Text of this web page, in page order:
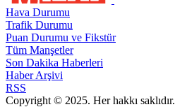
Hava Durumu
Trafik Durumu
Puan Durumu ve Fikstür
Tüm Manşetler
Son Dakika Haberleri
Haber Arşivi
RSS
Copyright © 2025. Her hakkı saklıdır.